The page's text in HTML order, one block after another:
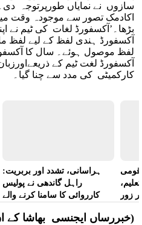
اکادمک تصور سے موجودہ وقت
بڑھا۔’آکسفورڈ لغات کی ٹیم نے
آکسفورڈ ہندی لفظ کے لیے لفظ
لفظ موصول ہوئے۔ سال کا
آکسفورڈ لغت ٹیم کے
کارکمیٹی کی مدد سے چنا گیا۔
ہراسانی، تشدد اور بربریت:
راہل گاندھی نے پولیس
کارروائی کا سامنا کرنے والے
قومی
زور
(خبررساں ایجنسی بھاشا کے ان پٹ کے ساتھ)